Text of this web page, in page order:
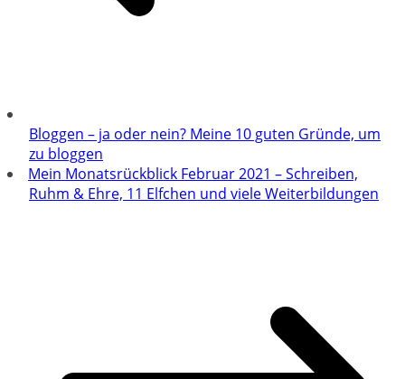
Bloggen – ja oder nein? Meine 10 guten Gründe, um
zu bloggen
Mein Monatsrückblick Februar 2021 – Schreiben,
Ruhm & Ehre, 11 Elfchen und viele Weiterbildungen